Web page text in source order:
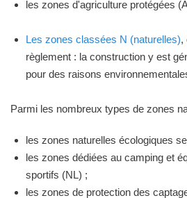
les zones d'agriculture protégées
Les zones classées N (naturelles),
règlement : la construction y est
pour des raisons
Parmi les nombreux types de zones
les zones naturelles écologiques
les zones dédiées au camping et
sportifs (NL) ;
les zones de protection des